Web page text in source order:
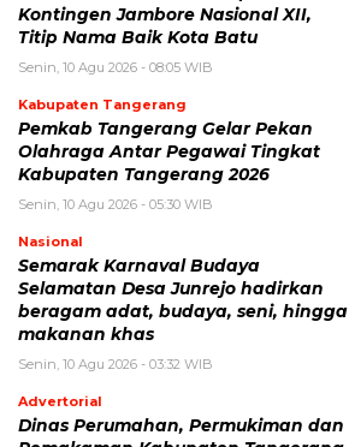
Kontingen Jambore Nasional XII,
Titip Nama Baik Kota Batu
Senin, 10 Agu 2026 - 08:05 WIB
Kabupaten Tangerang
Pemkab Tangerang Gelar Pekan
Olahraga Antar Pegawai Tingkat
Kabupaten Tangerang 2026
Senin, 10 Agu 2026 - 05:30 WIB
Nasional
Semarak Karnaval Budaya
Selamatan Desa Junrejo hadirkan
beragam adat, budaya, seni, hingga
makanan khas
Senin, 10 Agu 2026 - 03:32 WIB
Advertorial
Dinas Perumahan, Permukiman dan